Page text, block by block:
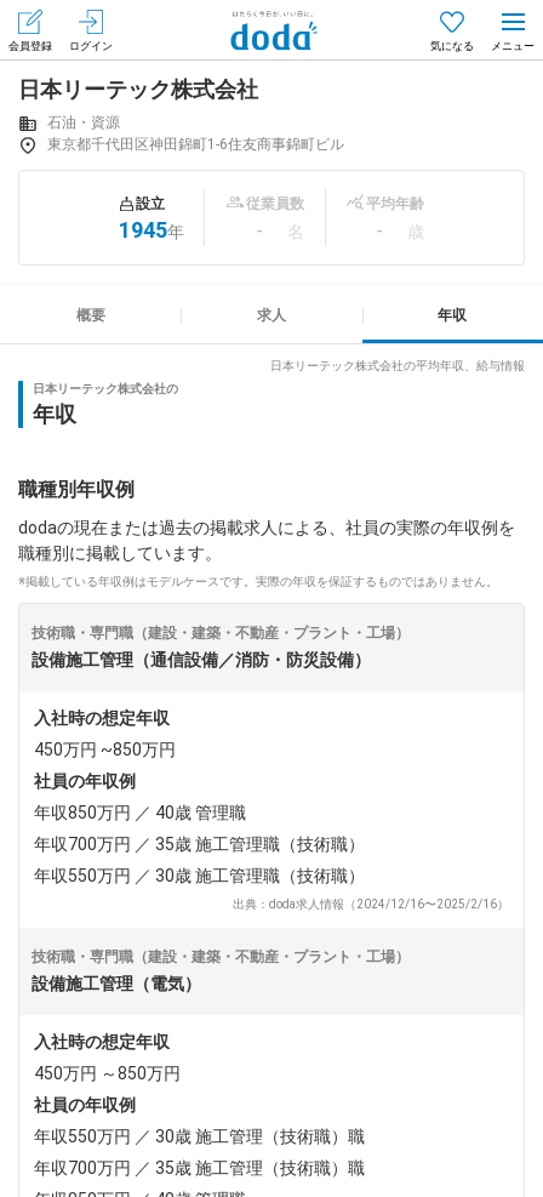
会員登録 ログイン 気になる
会員登録（無料）
はじめてdodaをご利用される方へ
求人を紹介してもらう
知りたい・聞きたい
専門サイト
dodaチャットサポート
自動案内は24時間365日対応
転職の「モヤモヤ」、一人で悩まず
気軽に相談してみませんか？
今の仕事を続けるべき？
ヘルプ
日本リーテック株式会社
石油・資源
東京都千代田区神田錦町1-6住友商事錦町ビル
設立
1945年
従業員数
- 名
平均年齢
- 歳
概要 求人 年収
日本リーテック株式会社の平均年収、給与情報
日本リーテック株式会社の
年収
職種別年収例
dodaの現在または過去の掲載求人による、社員の実際の年収例を
職種別に掲載しています。
※掲載している年収例はモデルケースです。実際の年収を保証するものではありません。
技術職・専門職（建設・建築・不動産・プラント・工場）
設備施工管理（通信設備／消防・防災設備）
入社時の想定年収
450万円 ~850万円
社員の年収例
年収850万円 ／ 40歳 管理職
年収700万円 ／ 35歳 施工管理職（技術職）
年収550万円 ／ 30歳 施工管理職（技術職）
出典：doda求人情報（2024/12/16〜2025/2/16）
技術職・専門職（建設・建築・不動産・プラント・工場）
設備施工管理（電気）
入社時の想定年収
450万円 ～850万円
社員の年収例
年収550万円 ／ 30歳 施工管理（技術職）職
年収700万円 ／ 35歳 施工管理（技術職）職